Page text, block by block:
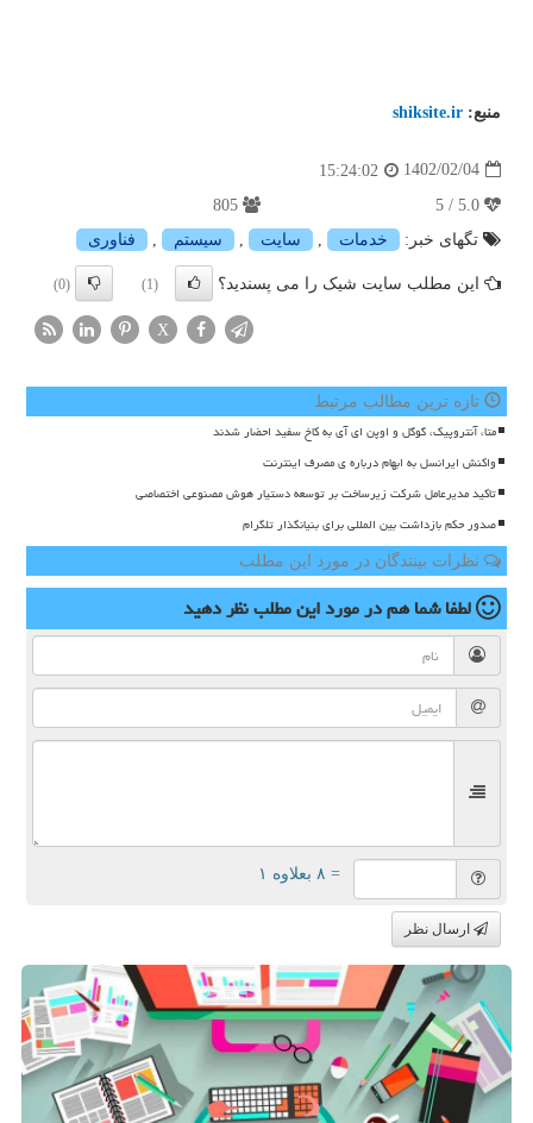
منبع: shiksite.ir
1402/02/04
15:24:02
تگهای خبر:
خدمات , سایت , سیستم , فناوری
این مطلب سایت شیک را می پسندید؟ (1)
(0)
X
تازه ترین مطالب مرتبط
متا، آنتروپیک، گوگل و اوپن ای آی به کاخ سفید احضار شدند
واکنش ایرانسل به ابهام درباره ی مصرف اینترنت
تاکید مدیرعامل شرکت زیرساخت بر توسعه دستیار هوش مصنوعی اختصاصی
صدور حکم بازداشت بین المللی برای بنیانگذار تلگرام
نظرات بینندگان در مورد این مطلب
لطفا شما همدر مورد این مطلبنظر دهید
= ۸ بعلاوه ۱
ارسال نظر